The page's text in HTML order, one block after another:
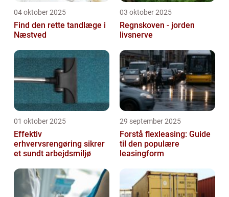
04 oktober 2025
Find den rette tandlæge i
Næstved
03 oktober 2025
Regnskoven - jorden
livsnerve
01 oktober 2025
Effektiv
erhvervsrengøring sikrer
et sundt arbejdsmiljø
29 september 2025
Forstå flexleasing: Guide
til den populære
leasingform